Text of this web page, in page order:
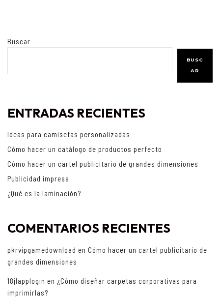
Buscar
BUSC
AR
ENTRADAS RECIENTES
Ideas para camisetas personalizadas
Cómo hacer un catálogo de productos perfecto
Cómo hacer un cartel publicitario de grandes dimensiones
Publicidad impresa
¿Qué es la laminación?
COMENTARIOS RECIENTES
pkrvipgamedownload en Cómo hacer un cartel publicitario de
grandes dimensiones
18jlapplogin en ¿Cómo diseñar carpetas corporativas para
imprimirlas?